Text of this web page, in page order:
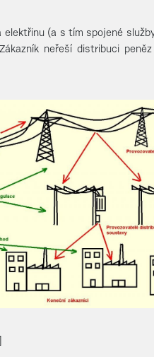
elektřinu (a s tím spojené
neřeší distribuci